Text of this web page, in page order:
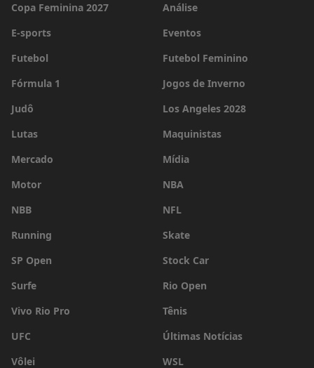
Copa Feminina 2027
Análise
E-sports
Eventos
Futebol
Futebol Feminino
Fórmula 1
Jogos de Inverno
Judô
Los Angeles 2028
Lutas
Maquinistas
Mercado
Mídia
Motor
NBA
NBB
NFL
Running
Skate
SP Open
Stock Car
Surfe
Rio Open
Vivo Rio Pro
Tênis
UFC
Últimas Notícias
Vôlei
WSL